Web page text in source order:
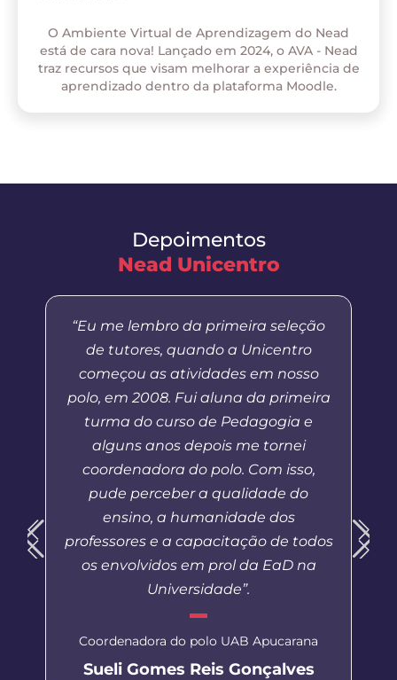
O Ambiente Virtual de Aprendizagem do Nead
está de cara nova! Lançado em 2024, o AVA - Nead
traz recursos que visam melhorar a experiência de
aprendizado dentro da plataforma Moodle.
Depoimentos
Nead Unicentro
“Eu me lembro da primeira seleção
de tutores, quando a Unicentro
começou as atividades em nosso
polo, em 2008. Fui aluna da primeira
turma do curso de Pedagogia e
alguns anos depois me tornei
coordenadora do polo. Com isso,
pude perceber a qualidade do
ensino, a humanidade dos
professores e a capacitação de todos
os envolvidos em prol da EaD na
Universidade”.
Coordenadora do polo UAB Apucarana
Sueli Gomes Reis Gonçalves